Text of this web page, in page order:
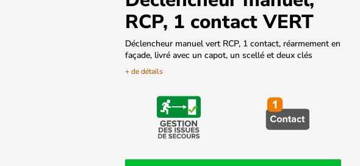
RCP, 1 contact VERT
Déclencheur manuel vert RCP, 1 contact, réarmement en
façade, livré avec un capot, un scellé et deux clés
+ de détails